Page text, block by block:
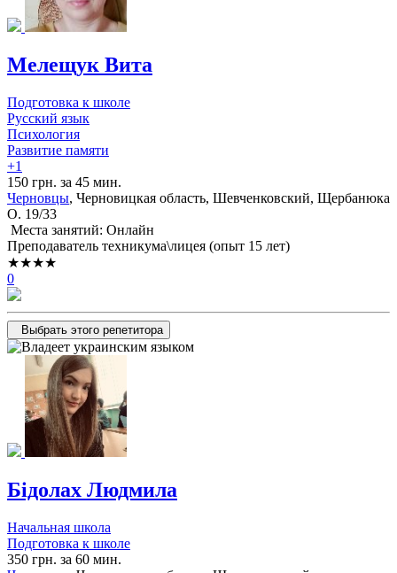
Мелещук Вита
Подготовка к школе
Русский язык
Психология
Развитие памяти
+1
150 грн. за 45 мин.
Черновцы, Черновицкая область, Шевченковский, Щербанюка
О. 19/33
Места занятий: Онлайн
Преподаватель техникума\лицея (опыт 15 лет)
★★★★
0
Выбрать этого репетитора
Бідолах Людмила
Начальная школа
Подготовка к школе
350 грн. за 60 мин.